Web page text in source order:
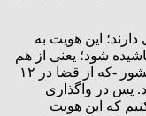
این هویت به
شود؛ یعنی از هم
پاشیدن این اکوسیستم‌های ارزشمند برای کشور -که از قضا در ۱۲
پس در واگذاری
که این هویت